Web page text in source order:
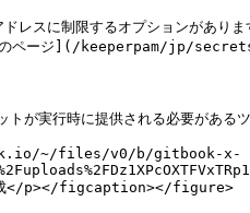
レスに制限するオプションがあ
らのページ](/keeperpam/jp/
実行時に提供される必要がある
~/files/v0/b/gitbook-x-
作成</p></figcaption></figure>